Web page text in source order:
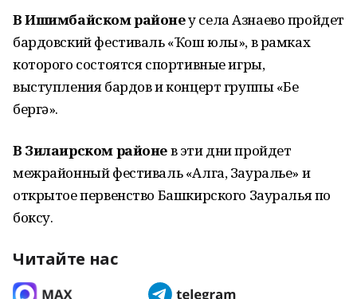
В Ишимбайском районеу села Азнаево пройдет
бардовский фестиваль «Ҡош юлы», в рамках
которого состоятся спортивные игры,
выступления бардов и концерт группы «Беҙ
бергә».
В Зилаирском районев эти дни пройдет
межрайонный фестиваль «Алга, Зауралье» и
открытое первенство Башкирского Зауралья по
боксу.
Читайте нас